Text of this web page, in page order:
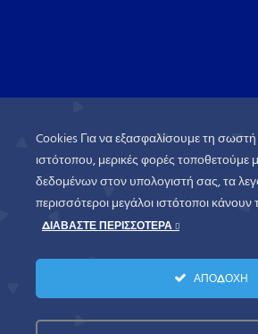
© 2026. All
Πολιτική Απορρήτου
Cookies Για να εξασφαλίσουμε τη σωστή
ιστότοπου, μερικές φορές τοποθετούμε
δεδομένων στον υπολογιστή σας, τα
περισσότεροι μεγάλοι ιστότοποι κάνουν
ΔΙΑΒΑΣΤΕ ΠΕΡΙΣΣΟΤΕΡΑ
ΑΠΟΔΟΧΗ